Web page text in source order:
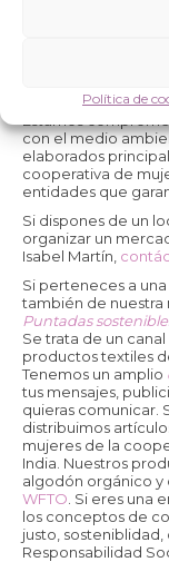
Política de
También puedes
que
mercadillos
damos
con el medio
elaborados
cooperativa de
entidades que
Si dispones de un
organizar un
Isabel Martín,
Si perteneces a
también de nuestra
Puntadas
Se trata de un
productos textiles
Tenemos un amplio
tus mensajes,
quieras comunicar.
distribuimos
mujeres de la
India. Nuestros
algodón orgánico y
WFTO . Si eres
los conceptos de
justo,
Responsabilidad